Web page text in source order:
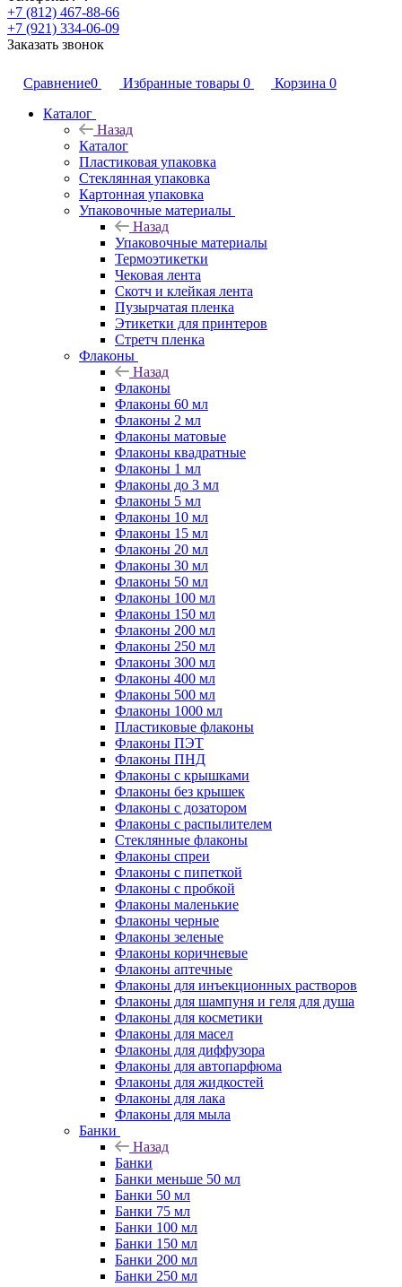
+7 (812) 467-88-66
+7 (921) 334-06-09
Заказать звонок
Сравнение0 Избранные товары 0 Корзина 0
Каталог
Назад
Каталог
Пластиковая упаковка
Стеклянная упаковка
Картонная упаковка
Упаковочные материалы
Назад
Упаковочные материалы
Термоэтикетки
Чековая лента
Скотч и клейкая лента
Пузырчатая пленка
Этикетки для принтеров
Стретч пленка
Флаконы
Назад
Флаконы
Флаконы 60 мл
Флаконы 2 мл
Флаконы матовые
Флаконы квадратные
Флаконы 1 мл
Флаконы до 3 мл
Флаконы 5 мл
Флаконы 10 мл
Флаконы 15 мл
Флаконы 20 мл
Флаконы 30 мл
Флаконы 50 мл
Флаконы 100 мл
Флаконы 150 мл
Флаконы 200 мл
Флаконы 250 мл
Флаконы 300 мл
Флаконы 400 мл
Флаконы 500 мл
Флаконы 1000 мл
Пластиковые флаконы
Флаконы ПЭТ
Флаконы ПНД
Флаконы с крышками
Флаконы без крышек
Флаконы с дозатором
Флаконы с распылителем
Стеклянные флаконы
Флаконы cпреи
Флаконы с пипеткой
Флаконы с пробкой
Флаконы маленькие
Флаконы черные
Флаконы зеленые
Флаконы коричневые
Флаконы аптечные
Флаконы для инъекционных растворов
Флаконы для шампуня и геля для душа
Флаконы для косметики
Флаконы для масел
Флаконы для диффузора
Флаконы для автопарфюма
Флаконы для жидкостей
Флаконы для лака
Флаконы для мыла
Банки
Назад
Банки
Банки меньше 50 мл
Банки 50 мл
Банки 75 мл
Банки 100 мл
Банки 150 мл
Банки 200 мл
Банки 250 мл